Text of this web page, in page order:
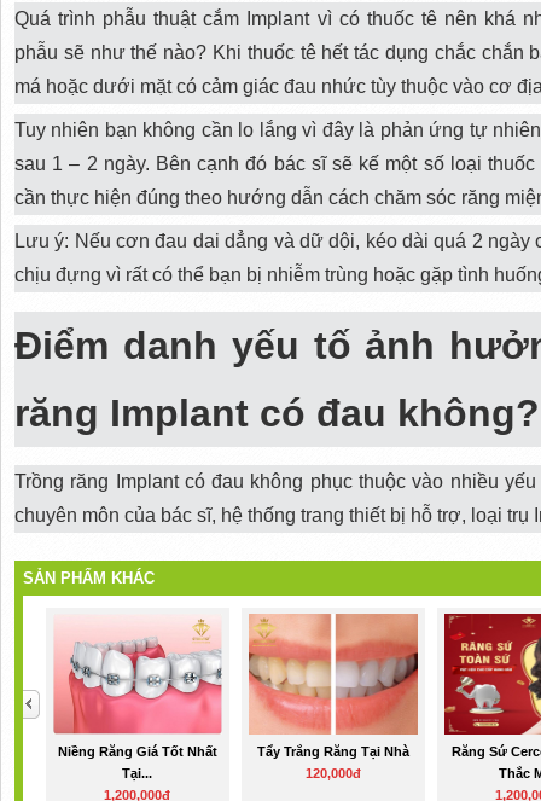
Quá trình phẫu thuật cắm Implant vì có thuốc tê nên khá
phẫu sẽ như thế nào? Khi thuốc tê hết tác dụng chắc chắn
má hoặc dưới mặt có cảm giác đau nhức tùy thuộc vào cơ
Tuy nhiên bạn không cần lo lắng vì đây là phản ứng tự
sau 1 – 2 ngày. Bên cạnh đó bác sĩ sẽ kế một số loại
cần thực hiện đúng theo hướng dẫn cách chăm sóc răng
Lưu ý: Nếu cơn đau dai dẳng và dữ dội, kéo dài quá 2
chịu đựng vì rất có thể bạn bị nhiễm trùng hoặc gặp tình
Điểm danh yếu tố ảnh
răng Implant có đau không?
Trồng răng Implant có đau không phục thuộc vào nhiều
chuyên môn của bác sĩ, hệ thống trang thiết bị hỗ trợ, loại trụ
SẢN PHẨM KHÁC
Niềng Răng Giá Tốt Nhất
Tại...
1,200,000đ
Tẩy Trắng Răng Tại Nhà
120,000đ
Răng Sứ
Thắc